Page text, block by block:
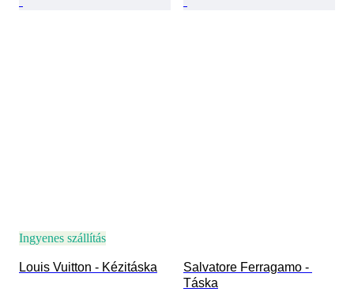
Ingyenes szállítás
Louis Vuitton - Kézitáska
Salvatore Ferragamo -
Táska